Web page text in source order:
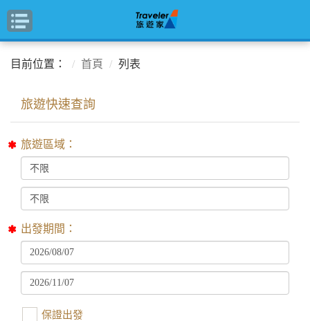
目前位置： 首頁 列表
旅遊區域：
出發期間：
保證出發